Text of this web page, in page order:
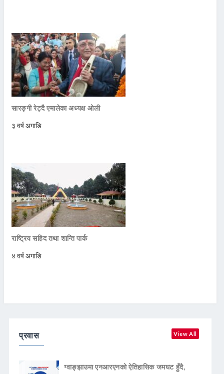
सारङ्गी रेट्दै एमालेका अध्यक्ष ओली
३ वर्ष अगाडि
राष्ट्रिय सहिद तथा शान्ति पार्क
४ वर्ष अगाडि
प्रवास View All
ग्वाङ्झाउमा एनआरएनको ऐतिहासिक जमघट हुँदै,